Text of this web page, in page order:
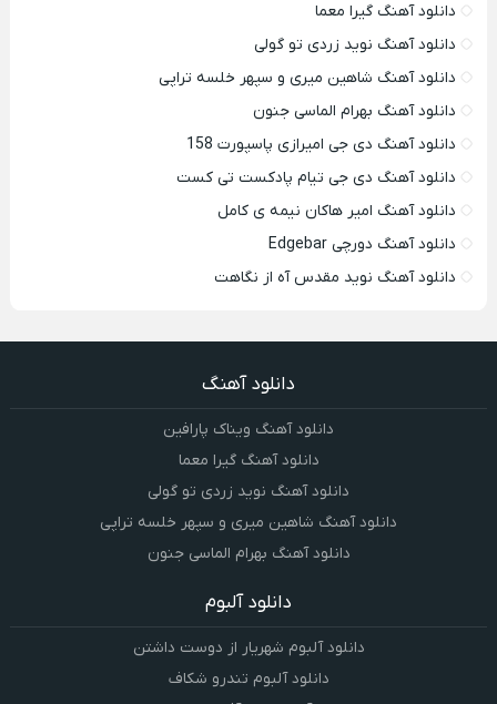
دانلود آهنگ گیرا معما
دانلود آهنگ نوید زردی تو گولی
دانلود آهنگ شاهین میری و سپهر خلسه تراپی
دانلود آهنگ بهرام الماسی جنون
دانلود آهنگ دی جی امیرازی پاسپورت 158
دانلود آهنگ دی جی تیام پادکست تی کست
دانلود آهنگ امیر هاکان نیمه ی کامل
دانلود آهنگ دورچی Edgebar
دانلود آهنگ نوید مقدس آه از نگاهت
دانلود آهنگ
دانلود آهنگ ویناک پارافین
دانلود آهنگ گیرا معما
دانلود آهنگ نوید زردی تو گولی
دانلود آهنگ شاهین میری و سپهر خلسه تراپی
دانلود آهنگ بهرام الماسی جنون
دانلود آلبوم
دانلود آلبوم شهریار از دوست داشتن
دانلود آلبوم تندرو شکاف